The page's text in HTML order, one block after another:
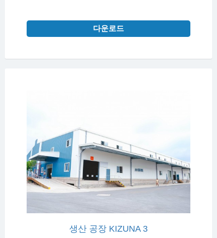
다운로드
생산 공장 KIZUNA 3